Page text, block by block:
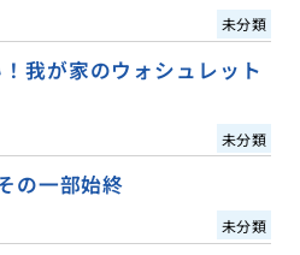
未分類
我が家のウォシュレット
未分類
の一部始終
未分類